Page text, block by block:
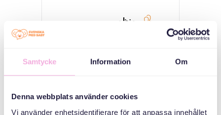
Samtycke Information Om
Denna webbplats använder cookies
Vi använder enhetsidentifierare för att anpassa innehållet
منظم